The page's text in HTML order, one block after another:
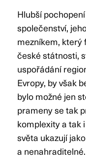
Hlubší
společenství,
mezníkem, který
české státnosti,
uspořádání
Evropy, by však
bylo možné jen
prameny se tak
komplexity a tak
světa ukazují
a nenahraditelné.